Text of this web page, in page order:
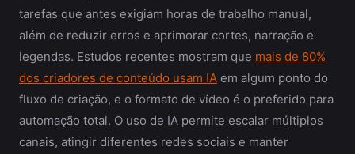
tarefas que antes exigiam horas de trabalho manual,
além de reduzir erros e aprimorar cortes, narração e
legendas. Estudos recentes mostram que mais de 80%
dos criadores de conteúdo usam IA em algum ponto do
fluxo de criação, e o formato de vídeo é o preferido para
automação total. O uso de IA permite escalar múltiplos
canais, atingir diferentes redes sociais e manter